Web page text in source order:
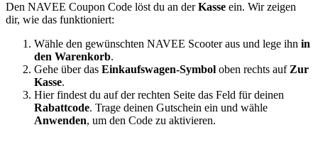
Den NAVEE Coupon Code löst du an derKasse ein. Wir zeigen
dir, wie das funktioniert:
Wähle den gewünschten NAVEE Scooter aus und lege ihn in
den Warenkorb.
Gehe über das Einkaufswagen-Symbol oben rechts auf Zur
Kasse.
Hier findest du auf der rechten Seite das Feld für deinen
Rabattcode. Trage deinen Gutschein ein und wähle
Anwenden, um den Code zu aktivieren.